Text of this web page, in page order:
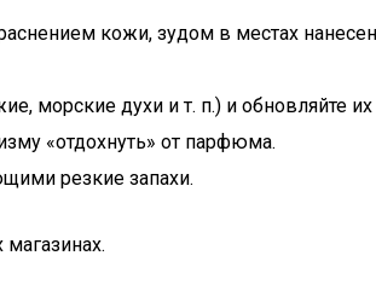
кожи, зудом в местах
морские духи и т. п.) и обновляйте
«отдохнуть» от парфюма.
резкие запахи.